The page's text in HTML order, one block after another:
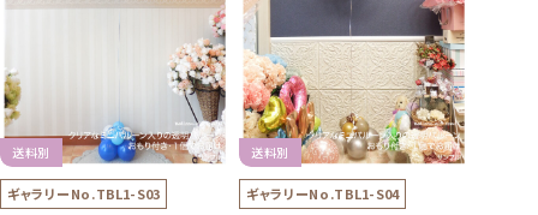
送料別
ギャラリーNo.TBL1-S03
送料別
ギャラリーNo.TBL1-S04